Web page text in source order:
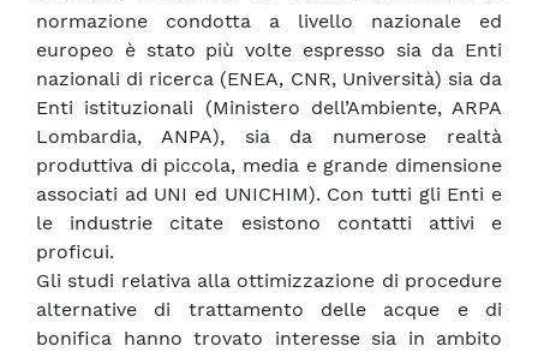
normazione condotta a livello nazionale ed
europeo è stato più volte espresso sia da Enti
nazionali di ricerca (ENEA, CNR, Università) sia da
Enti istituzionali (Ministero dell’Ambiente, ARPA
Lombardia, ANPA), sia da numerose realtà
produttiva di piccola, media e grande dimensione
associati ad UNI ed UNICHIM). Con tutti gli Enti e
le industrie citate esistono contatti attivi e
proficui.
Gli studi relativa alla ottimizzazione di procedure
alternative di trattamento delle acque e di
bonifica hanno trovato interesse sia in ambito